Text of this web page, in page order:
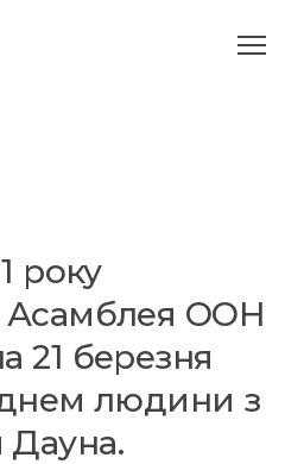
року
Асамблея ООН
21 березня
днем людини з